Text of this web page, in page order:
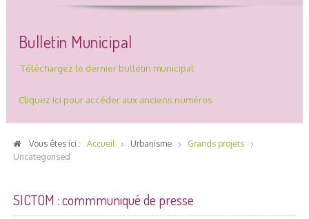
Bulletin Municipal
Téléchargez le dernier bulletin municipal
Cliquez ici pour accéder aux anciens numéros
Vous êtes ici : Accueil Urbanisme
Grands projets
Uncategorised
SICTOM : commmuniqué de presse